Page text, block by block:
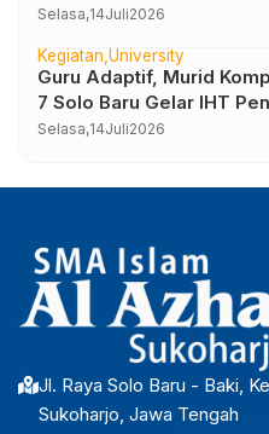
Selasa,14Juli2026
Kegiatan University
Guru Adaptif, Murid
7 Solo Baru Gelar IHT
Selasa,14Juli2026
Jl. Raya Solo Baru - Baki,
Sukoharjo, Jawa Tengah